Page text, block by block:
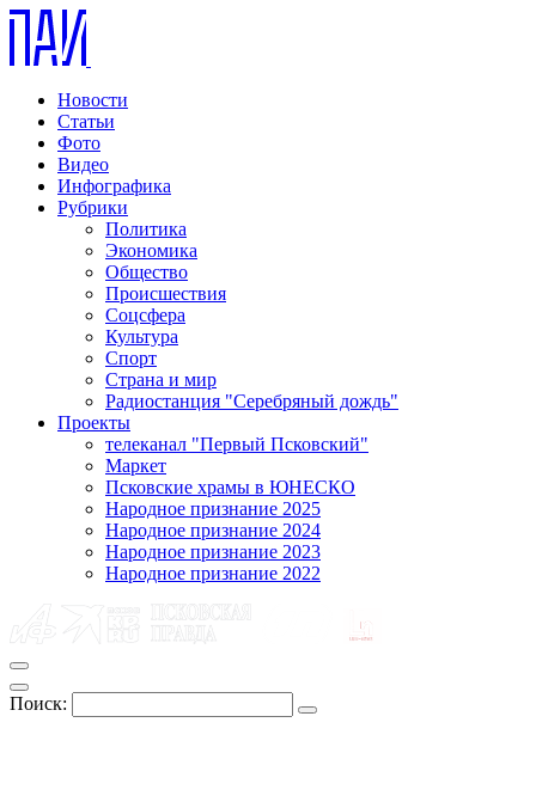
Новости
Статьи
Фото
Видео
Инфографика
Рубрики
Политика
Экономика
Общество
Происшествия
Соцсфера
Культура
Спорт
Страна и мир
Радиостанция "Серебряный дождь"
Проекты
телеканал "Первый Псковский"
Маркет
Псковские храмы в ЮНЕСКО
Народное признание 2025
Народное признание 2024
Народное признание 2023
Народное признание 2022
Поиск: